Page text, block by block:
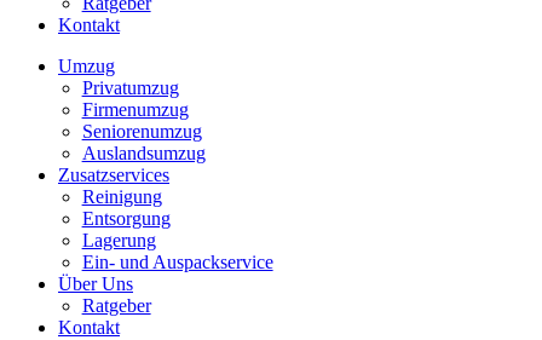
Kontakt
Umzug
Privatumzug
Firmenumzug
Seniorenumzug
Auslandsumzug
Zusatzservices
Reinigung
Entsorgung
Lagerung
Ein- und Auspackservice
Über Uns
Ratgeber
Kontakt